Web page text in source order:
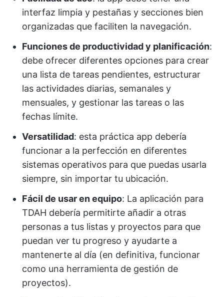
interfaz limpia y pestañas y secciones bien
organizadas que faciliten la navegación.
Funciones de productividad y planificación:
debe ofrecer diferentes opciones para crear
una lista de tareas pendientes, estructurar
las actividades diarias, semanales y
mensuales, y gestionar las tareas o las
fechas límite.
Versatilidad: esta práctica app debería
funcionar a la perfección en diferentes
sistemas operativos para que puedas usarla
siempre, sin importar tu ubicación.
Fácil de usar en equipo: La aplicación para
TDAH debería permitirte añadir a otras
personas a tus listas y proyectos para que
puedan ver tu progreso y ayudarte a
mantenerte al día (en definitiva, funcionar
como una herramienta de gestión de
proyectos).